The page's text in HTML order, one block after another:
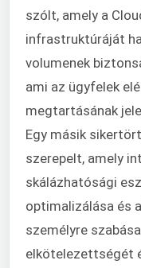
szólt, amely a
infrastruktúráját
volumenek
ami az ügyfelek
megtartásának
Egy másik
szerepelt, amely
skálázhatósági
optimalizálása és
személyre
elkötelezettségét